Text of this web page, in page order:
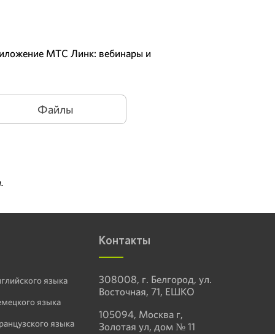
МТС Линк: вебинары и
Файлы
языка
языка
языка
Контакты
308008, г. Белгород, ул.
Восточная, 71, ЕШКО
105094, Москва г,
Золотая ул, дом № 11